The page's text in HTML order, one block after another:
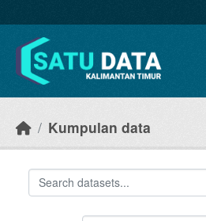
Kumpulan data